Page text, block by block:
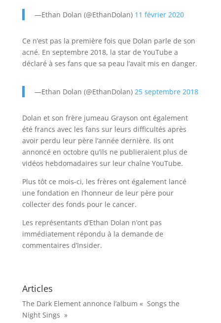
—Ethan Dolan (@EthanDolan) 11 février 2020
Ce n’est pas la première fois que Dolan parle de son
acné. En septembre 2018, la star de YouTube a
déclaré à ses fans que sa peau l’avait mis en danger.
—Ethan Dolan (@EthanDolan) 25 septembre 2018
Dolan et son frère jumeau Grayson ont également
été francs avec les fans sur leurs difficultés après
avoir perdu leur père l’année dernière. Ils ont
annoncé en octobre qu’ils ne publieraient plus de
vidéos hebdomadaires sur leur chaîne YouTube.
Plus tôt ce mois-ci, les frères ont également lancé
une fondation en l’honneur de leur père pour
collecter des fonds pour le cancer.
Les représentants d’Ethan Dolan n’ont pas
immédiatement répondu à la demande de
commentaires d’Insider.
Articles
The Dark Element annonce l’album « Songs the
Night Sings »